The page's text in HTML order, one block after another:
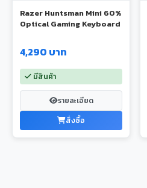
Razer Huntsman Mini 60%
Optical Gaming Keyboard
4,290 บาท
มีสินค้า
รายละเอียด
สั่งซื้อ